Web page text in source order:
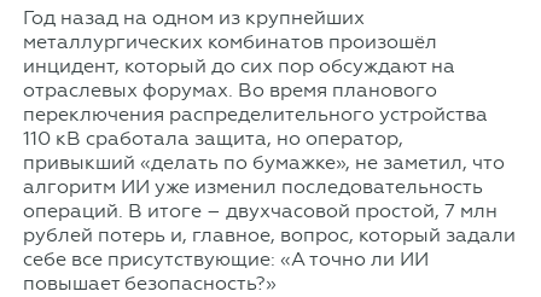
Год назад на одном из крупнейших
металлургических комбинатов произошёл
инцидент, который до сих пор обсуждают на
отраслевых форумах. Во время планового
переключения распределительного устройства
110 кВ сработала защита, но оператор,
привыкший «делать по бумажке», не заметил, что
алгоритм ИИ уже изменил последовательность
операций. В итоге – двухчасовой простой, 7 млн
рублей потерь и, главное, вопрос, который задали
себе все присутствующие: «А точно ли ИИ
повышает безопасность?»